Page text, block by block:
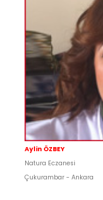
Aylin ÖZBEY
Natura Eczanesi
Çukurambar - Ankara